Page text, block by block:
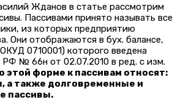
Жданов в статье рассмотрим
Пассивами принято называть все
из которых предприятию
Они отображаются в бух. балансе,
0710001) которого введена
№ 66н от 02.07.2010 в ред. с изм.
этой форме к пассивам относят:
а также долговременные и
пассивы.